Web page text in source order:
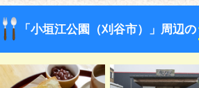
「小垣江公園（刈谷市）」周辺の